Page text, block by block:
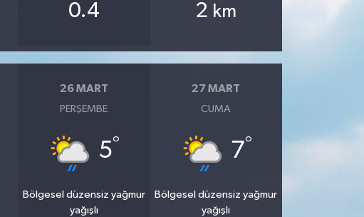
0.4 2 km
26 MART
PERŞEMBE
5°
Bölgesel düzensiz yağmur
yağışlı
27 MART
CUMA
7°
Bölgesel düzensiz yağmur
yağışlı